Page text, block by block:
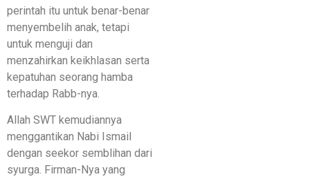
perintah itu untuk benar-benar
menyembelih anak, tetapi
untuk menguji dan
menzahirkan keikhlasan serta
kepatuhan seorang hamba
terhadap Rabb-nya.
Allah SWT kemudiannya
menggantikan Nabi Ismail
dengan seekor semblihan dari
syurga. Firman-Nya yang